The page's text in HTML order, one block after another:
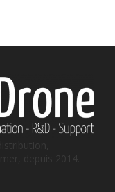
depuis 2014.